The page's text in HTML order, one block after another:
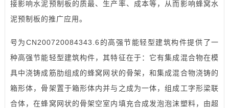
接影响水泥预制板的质最、生产率、成本等，从而影响蜂窝水
泥预制板的推广应用。
号为CN200720084343.6的高强节能轻型建筑构件提供了一
种高强节能轻型建筑构件，其特征在于：它有集成混合物在模
具中浇铸成筋肋组成的蜂窝网状的骨架，和集成混合物浇铸的
箱形体，骨架置于箱形体内并与之成为一体，组成工字形梁联
合体，在蜂窝网状的骨架空室内填充合成发泡泡沫塑料，由超